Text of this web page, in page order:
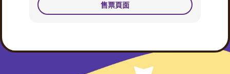
售票頁面